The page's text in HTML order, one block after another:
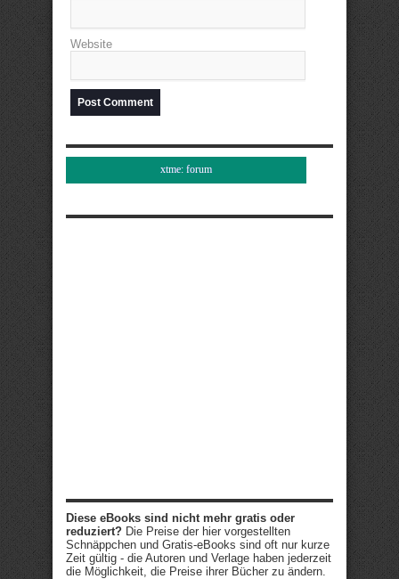
Website
xtme: forum
Diese eBooks sind nicht mehr gratis oder
reduziert? Die Preise der hier vorgestellten
Schnäppchen und Gratis-eBooks sind oft nur kurze
Zeit gültig - die Autoren und Verlage haben jederzeit
die Möglichkeit, die Preise ihrer Bücher zu ändern.